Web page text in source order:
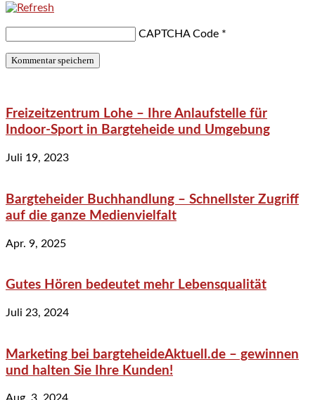
CAPTCHA Code *
Freizeitzentrum Lohe – Ihre Anlaufstelle für
Indoor-Sport in Bargteheide und Umgebung
Juli 19, 2023
Bargteheider Buchhandlung – Schnellster Zugriff
auf die ganze Medienvielfalt
Apr. 9, 2025
Gutes Hören bedeutet mehr Lebensqualität
Juli 23, 2024
Marketing bei bargteheideAktuell.de – gewinnen
und halten Sie Ihre Kunden!